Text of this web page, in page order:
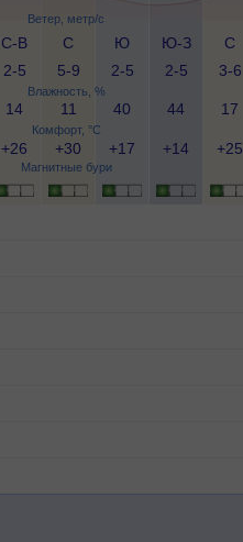
Ветер, метр/с
Влажность, %
Комфорт, °C
Магнитные бури
С-В
2-5
С
5-9
Ю
2-5
Ю-З
2-5
С
3-6
14 11 40 44 17
+26 +30 +17 +14 +25